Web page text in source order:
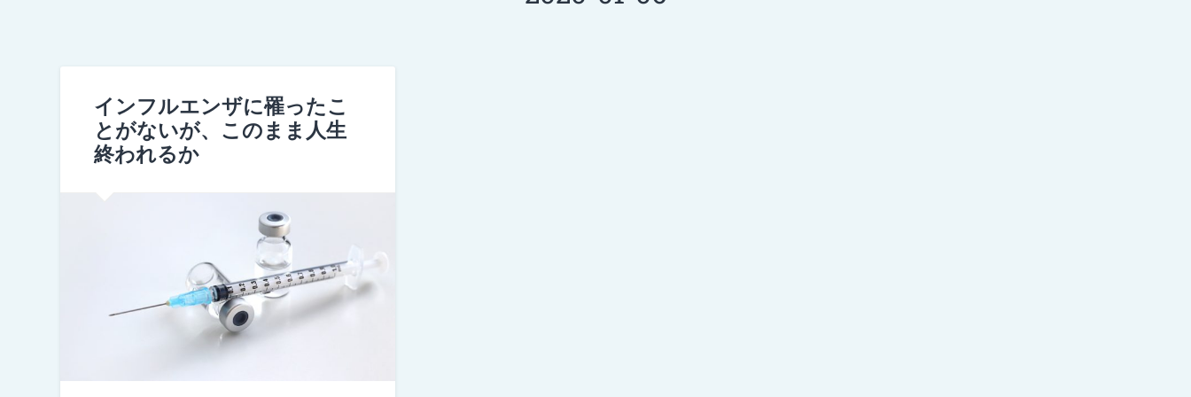
インフルエンザに罹ったこ
とがないが、このまま人生
終われるか